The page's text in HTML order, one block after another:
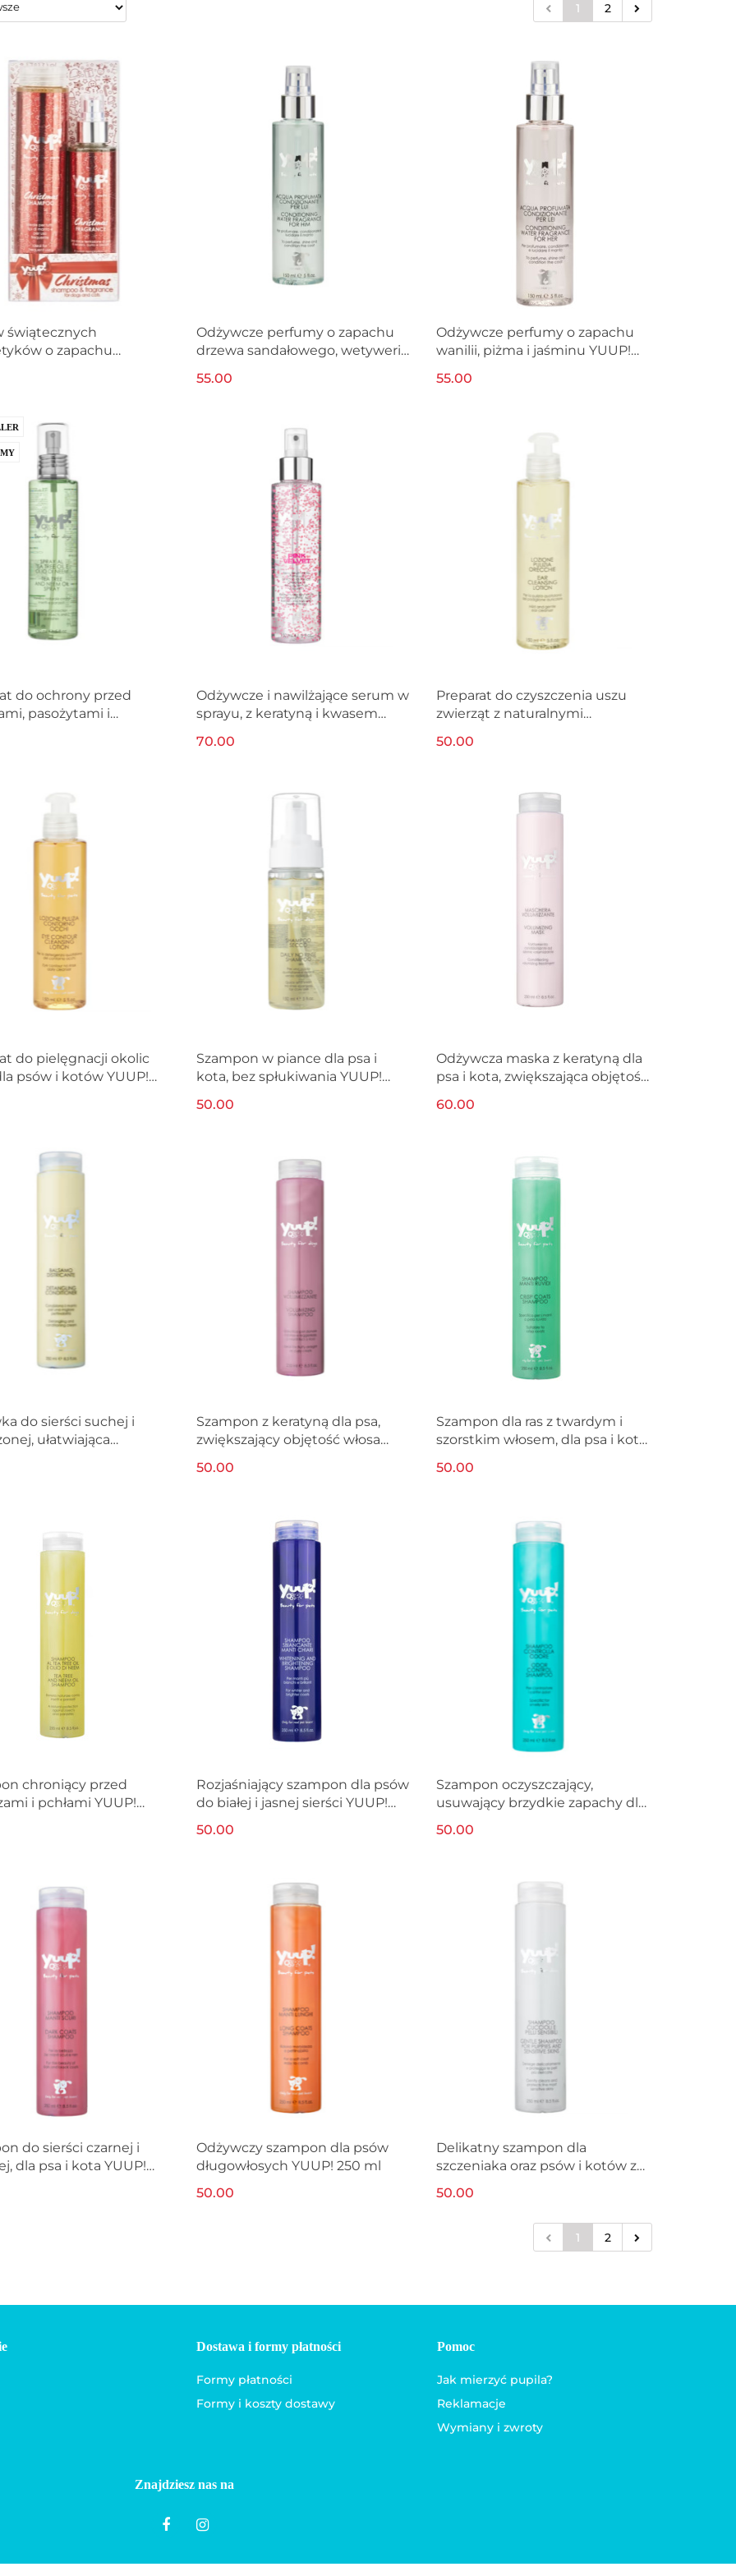
1 2
świątecznych
o zapachu
YUUP!
Odżywcze perfumy o zapachu
drzewa sandałowego, wetywerii i
55.00
Odżywcze perfumy o zapachu
wanilii, piżma i jaśminu YUUP!
55.00
do ochrony przed
pasożytami i
Odżywcze i nawilżające serum w
sprayu, z keratyną i kwasem
YUUP! 150ml
70.00
Preparat do czyszczenia uszu
zwierząt z naturalnymi
50.00
do pielęgnacji okolic
psów i kotów YUUP!
Szampon w piance dla psa i
kota, bez spłukiwania YUUP!
50.00
Odżywcza maska z keratyną dla
psa i kota, zwiększająca objętość
60.00
do sierści suchej i
ułatwiająca
Szampon z keratyną dla psa,
zwiększający objętość włosa
50.00
Szampon dla ras z twardym i
szorstkim włosem, dla psa i kota
50.00
chroniący przed
i pchłami YUUP!
Rozjaśniający szampon dla psów
do białej i jasnej sierści YUUP!
50.00
Szampon oczyszczający,
usuwający brzydkie zapachy dla
50.00
do sierści czarnej i
dla psa i kota YUUP!
Odżywczy szampon dla psów
długowłosych YUUP! 250 ml
50.00
Delikatny szampon dla
szczeniaka oraz psów i kotów z
50.00
1 2
Dostawa i formy płatności
Formy płatności
Formy i koszty dostawy
Pomoc
Jak mierzyć pupila?
Reklamacje
Wymiany i zwroty
Znajdziesz nas na